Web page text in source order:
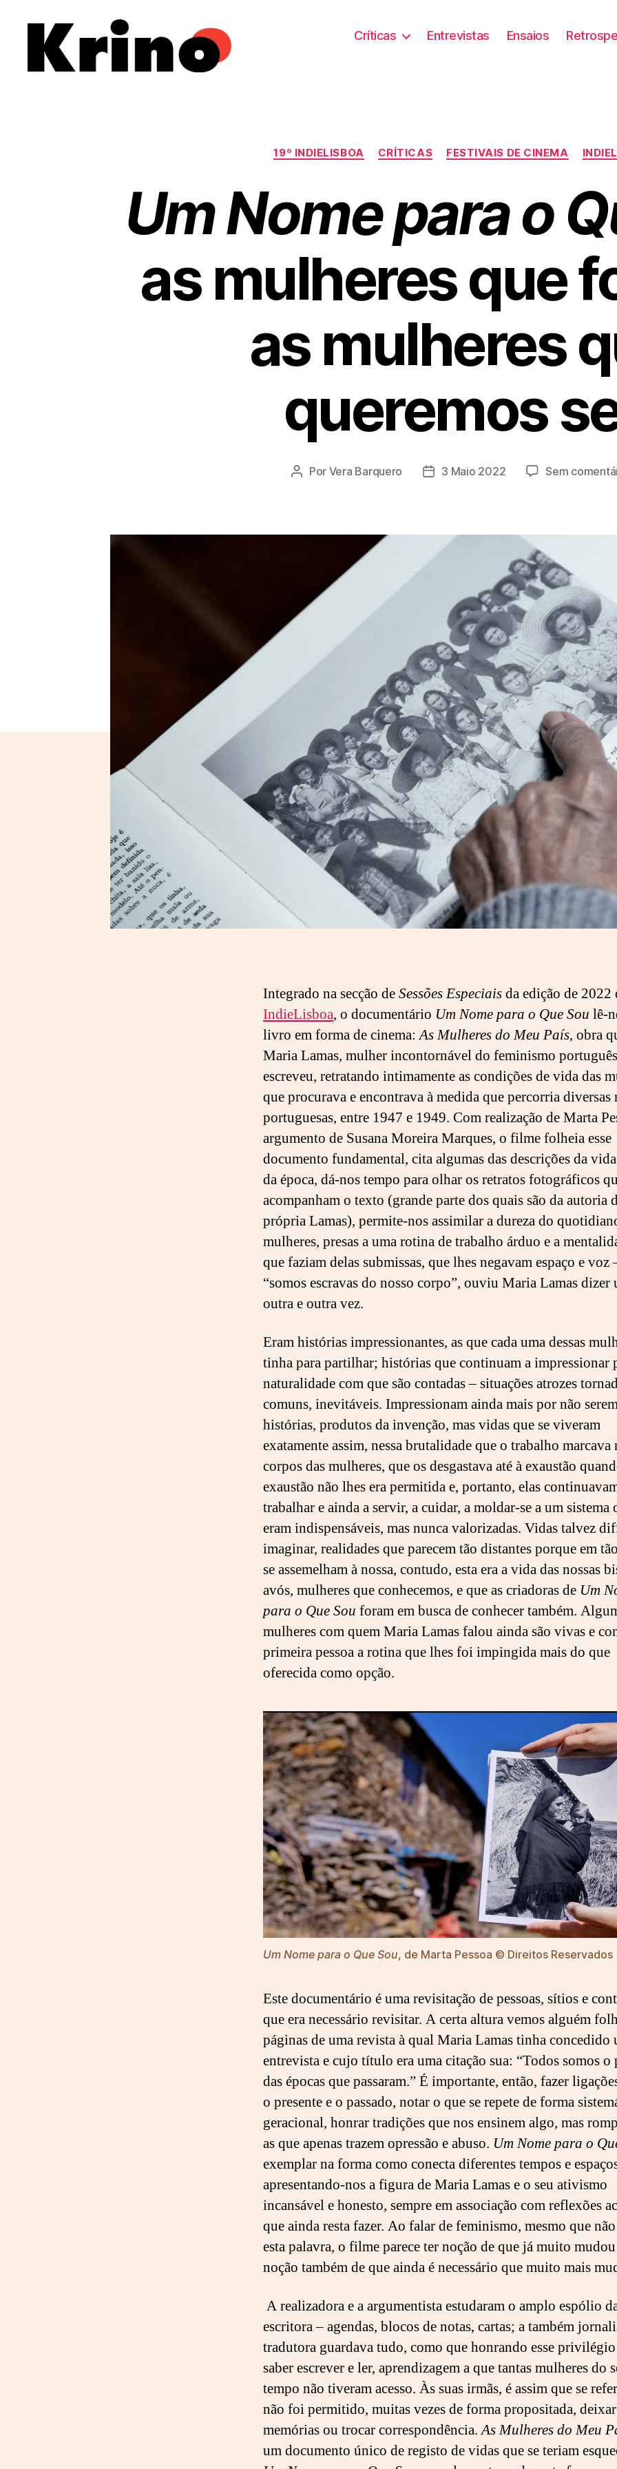
Críticas Entrevistas Ensaios
Categorias
19º INDIELISBOA CRÍTICAS FESTIVAIS DE CINEMA
Um Nome para o
as mulheres que
as mulheres
queremos
Autor
Por Vera Barquero
Data3 Maio 2022 Sem
Integrado na secção deSessões Especiaisda edição de 2022
IndieLisboa, o documentário Um Nome para o Que Sou lê-
livro em forma de cinema:As Mulheres do Meu País, obra
Maria Lamas, mulher incontornável do feminismo
escreveu, retratando intimamente as condições de vida das
que procurava e encontrava à medida que percorria diversas
portuguesas, entre 1947 e 1949. Com realização de Marta
argumento de Susana Moreira Marques, o filme folheia esse
documento fundamental, cita algumas das descrições da
da época, dá-nos tempo para olhar os retratos fotográficos
acompanham o texto (grande parte dos quais são da autoria
própria Lamas), permite-nos assimilar a dureza do
mulheres, presas a uma rotina de trabalho árduo e a
que faziam delas submissas, que lhes negavam espaço e voz
“somos escravas do nosso corpo”, ouviu Maria Lamas dizer
outra e outra vez.
Eram histórias impressionantes, as que cada uma dessas
tinha para partilhar; histórias que continuam a impressionar
naturalidade com que são contadas – situações atrozes
comuns, inevitáveis. Impressionam ainda mais por não
histórias, produtos da invenção, mas vidas que se viveram
exatamente assim, nessa brutalidade que o trabalho marcava
corpos das mulheres, que os desgastava até à exaustão
exaustão não lhes era permitida e, portanto, elas
trabalhar e ainda a servir, a cuidar, a moldar-se a um sistema
eram indispensáveis, mas nunca valorizadas. Vidas talvez
imaginar, realidades que parecem tão distantes porque em
se assemelham à nossa, contudo, esta era a vida das nossas
avós, mulheres que conhecemos, e que as criadoras de Um
para o Que Sou foram em busca de conhecer também.
mulheres com quem Maria Lamas falou ainda são vivas e
primeira pessoa a rotina que lhes foi impingida mais do que
oferecida como opção.
Um Nome para o Que Sou, de Marta Pessoa © Direitos Reservados
Este documentário é uma revisitação de pessoas, sítios e
que era necessário revisitar. A certa altura vemos alguém
páginas de uma revista à qual Maria Lamas tinha concedido
entrevista e cujo título era uma citação sua: “Todos somos o
das épocas que passaram.” É importante, então, fazer
o presente e o passado, notar o que se repete de forma
geracional, honrar tradições que nos ensinem algo, mas
as que apenas trazem opressão e abuso. Um Nome para o
exemplar na forma como conecta diferentes tempos e
apresentando-nos a figura de Maria Lamas e o seu ativismo
incansável e honesto, sempre em associação com reflexões
que ainda resta fazer. Ao falar de feminismo, mesmo que
esta palavra, o filme parece ter noção de que já muito
noção também de que ainda é necessário que muito mais
A realizadora e a argumentista estudaram o amplo espólio
escritora – agendas, blocos de notas, cartas; a também
tradutora guardava tudo, como que honrando esse
saber escrever e ler, aprendizagem a que tantas mulheres do
tempo não tiveram acesso. Às suas irmãs, é assim que se
não foi permitido, muitas vezes de forma propositada, deixar
memórias ou trocar correspondência.As Mulheres do Meu
um documento único de registo de vidas que se teriam